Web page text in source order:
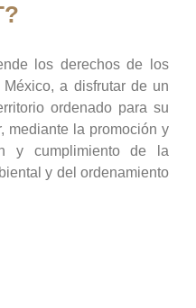
los derechos de los
a disfrutar de un
ordenado para su
mediante la promoción y
y cumplimiento de la
y del ordenamiento